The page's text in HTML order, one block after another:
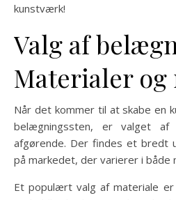
kunstværk!
Valg af
Materialer og
Når det kommer til at skabe en
belægningssten, er valget af
afgørende. Der findes et bredt
på markedet, der varierer i både
Et populært valg af materiale